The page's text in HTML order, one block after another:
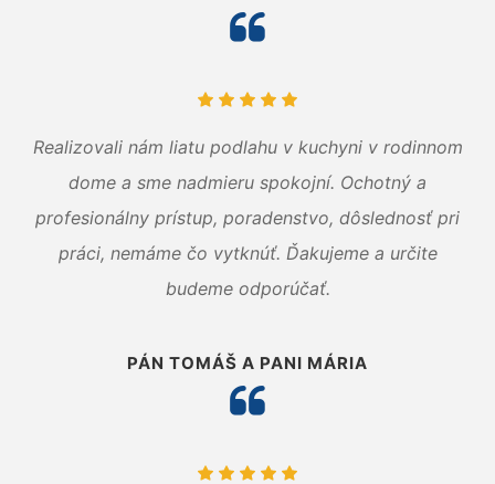
Realizovali nám liatu podlahu v kuchyni v rodinnom
dome a sme nadmieru spokojní. Ochotný a
profesionálny prístup, poradenstvo, dôslednosť pri
práci, nemáme čo vytknúť. Ďakujeme a určite
budeme odporúčať.
PÁN TOMÁŠ A PANI MÁRIA